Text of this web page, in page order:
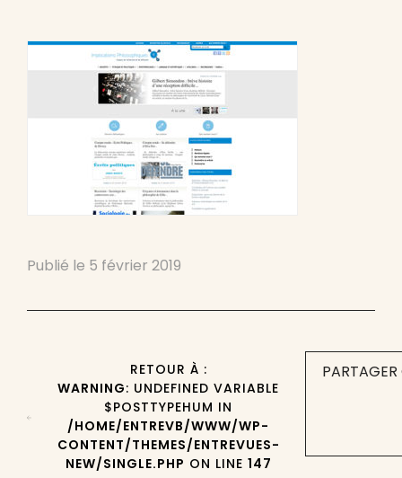
Publié le 5 février 2019
RETOUR À :
WARNING: UNDEFINED VARIABLE
$POSTTYPEHUM IN
/HOME/ENTREVB/WWW/WP-
CONTENT/THEMES/ENTREVUES-
NEW/SINGLE.PHP ON LINE 147